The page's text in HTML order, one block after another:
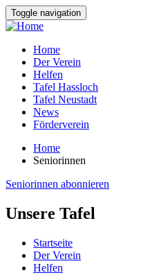
Direkt
zum
Toggle navigation
Hauptnavigation
Home
Der Verein
Helfen
Tafel Hassloch
Tafel Neustadt
News
Förderverein
Breadcrumb
Home
Seniorinnen
Seniorinnen abonnieren
Unsere Tafel
Startseite
Der Verein
Helfen